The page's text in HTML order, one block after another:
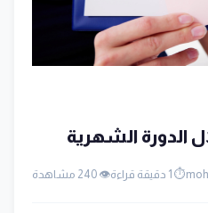
الدورة الشهرية
⏱️ 1 دقيقة قراءة 👁️ 240 مشاهدة